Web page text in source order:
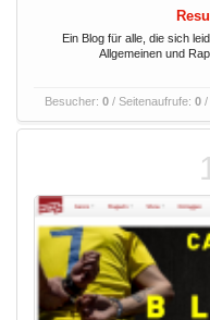
Ein Blog für alle, die sich
Allgemeinen und
Besucher: 0/ Seitenaufrufe: 0/